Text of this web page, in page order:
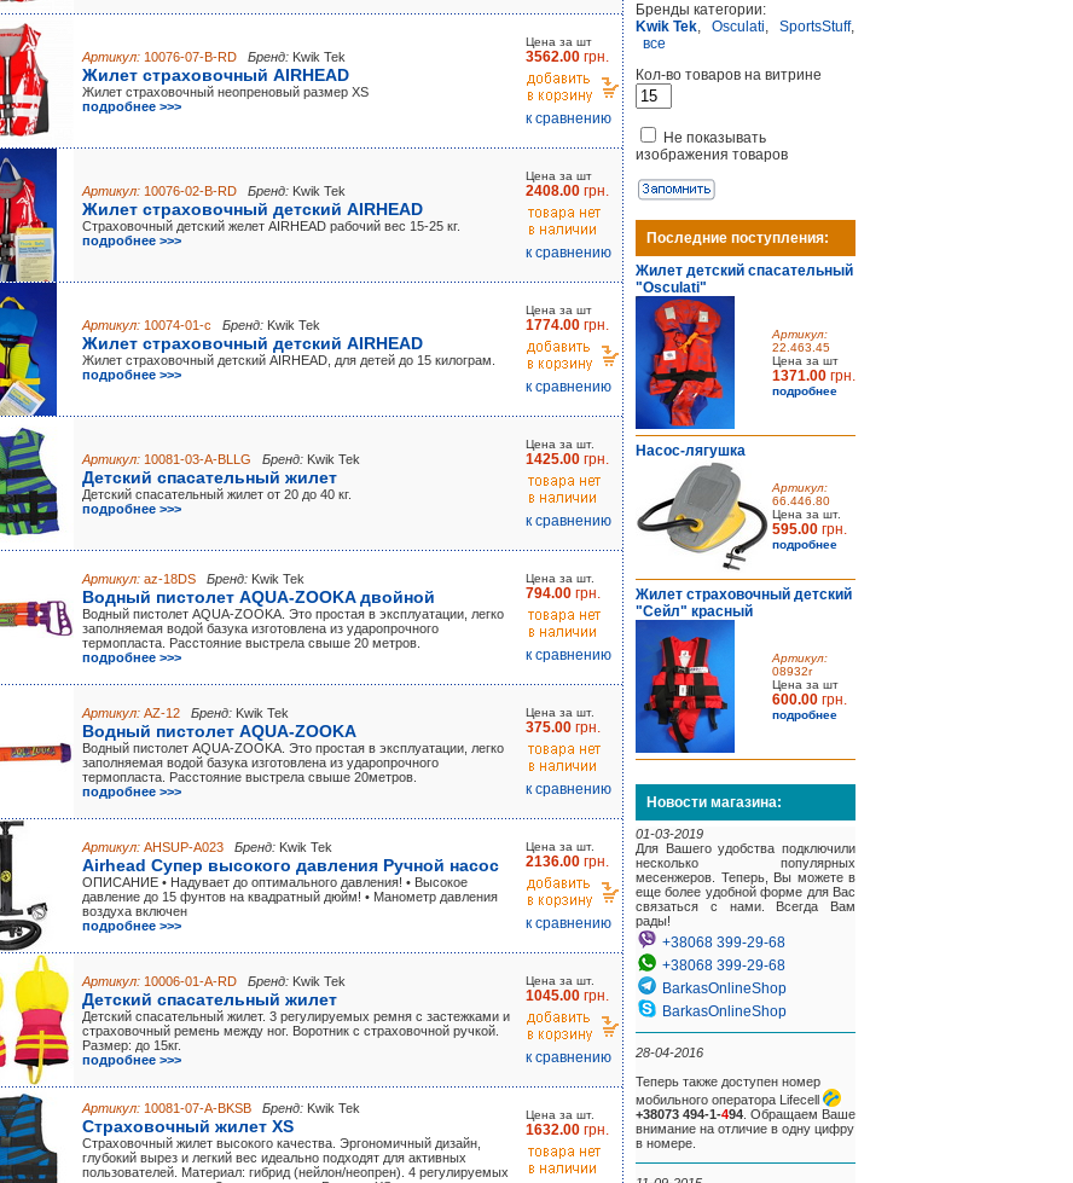
Артикул: 10076-07-B-RD Бренд: Kwik Tek
Жилет страховочный AIRHEAD
Жилет страховочный неопреновый размер XS
подробнее >>>
Цена за шт
3562.00 грн.
к сравнению
Артикул: 10076-02-B-RD Бренд: Kwik Tek
Жилет страховочный детский AIRHEAD
Страховочный детский желет AIRHEAD рабочий вес 15-25 кг.
подробнее >>>
Цена за шт
2408.00 грн.
к сравнению
Артикул: 10074-01-с Бренд: Kwik Tek
Жилет страховочный детский AIRHEAD
Жилет страховочный детский AIRHEAD, для детей до 15 килограм.
подробнее >>>
Цена за шт
1774.00 грн.
к сравнению
Артикул: 10081-03-A-BLLG Бренд: Kwik Tek
Детский спасательный жилет
Детский спасательный жилет от 20 до 40 кг.
подробнее >>>
Цена за шт.
1425.00 грн.
к сравнению
Артикул: az-18DS Бренд: Kwik Tek
Водный пистолет AQUA-ZOOKA двойной
Водный пистолет AQUA-ZOOKA. Это простая в эксплуатации, легко
заполняемая водой базука изготовлена из ударопрочного
термопласта. Расстояние выстрела свыше 20 метров.
подробнее >>>
Цена за шт.
794.00 грн.
к сравнению
Артикул: AZ-12 Бренд: Kwik Tek
Водный пистолет AQUA-ZOOKA
Водный пистолет AQUA-ZOOKA. Это простая в эксплуатации, легко
заполняемая водой базука изготовлена из ударопрочного
термопласта. Расстояние выстрела свыше 20метров.
подробнее >>>
Цена за шт.
375.00 грн.
к сравнению
Артикул: AHSUP-A023 Бренд: Kwik Tek
Airhead Супер высокого давления Ручной насос
ОПИСАНИЕ • Надувает до оптимального давления! • Высокое
давление до 15 фунтов на квадратный дюйм! • Манометр давления
воздуха включен
подробнее >>>
Цена за шт.
2136.00 грн.
к сравнению
Артикул: 10006-01-A-RD Бренд: Kwik Tek
Детский спасательный жилет
Детский спасательный жилет. 3 регулируемых ремня с застежками и
страховочный ремень между ног. Воротник с страховочной ручкой.
Размер: до 15кг.
подробнее >>>
Цена за шт.
1045.00 грн.
к сравнению
Артикул: 10081-07-A-BKSB Бренд: Kwik Tek
Страховочный жилет XS
Страховочный жилет высокого качества. Эргономичный дизайн,
глубокий вырез и легкий вес идеально подходят для активных
пользователей. Материал: гибрид (нейлон/неопрен). 4 регулируемых
Цена за шт.
1632.00 грн.
Бренды категории:
Kwik Tek, Osculati, SportsStuff,
все
Кол-во товаров на витрине
Не показывать
изображения товаров
Последние поступления:
Жилет детский спасательный
"Osculati"
Артикул:
22.463.45
Цена за шт
1371.00 грн.
подробнее
Насос-лягушка
Артикул:
66.446.80
Цена за шт.
595.00 грн.
подробнее
Жилет страховочный детский
"Сейл" красный
Артикул:
08932r
Цена за шт
600.00 грн.
подробнее
Новости магазина:
01-03-2019
Для Вашего удобства подключили
несколько популярных
месенжеров. Теперь, Вы можете в
еще более удобной форме для Вас
связаться с нами. Всегда Вам
рады!
+38068 399-29-68
+38068 399-29-68
BarkasOnlineShop
BarkasOnlineShop
28-04-2016
Теперь также доступен номер
мобильного оператора Lifecell
+38073 494-1-494 . Обращаем Ваше
внимание на отличие в одну цифру
в номере.